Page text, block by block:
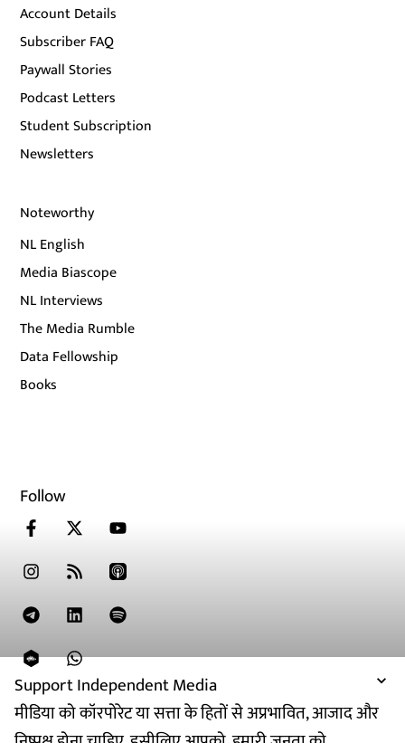
Support Independent Media
मीडिया को कॉरपोरेट या सत्ता के हितों से अप्रभावित, आजाद और
Account Details
Subscriber FAQ
Paywall Stories
Podcast Letters
Student Subscription
Newsletters
Noteworthy
NL English
Media Biascope
NL Interviews
The Media Rumble
Data Fellowship
Books
Follow